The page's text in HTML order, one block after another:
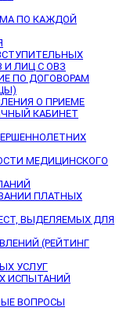
ПО КАЖДОЙ
ЛИЦ С ОВЗ
ПО ДОГОВОРАМ
О ПРИЕМЕ
КАБИНЕТ
МЕДИЦИНСКОГО
ПЛАТНЫХ
ВЫДЕЛЯЕМЫХ ДЛЯ
(РЕЙТИНГ
УСЛУГ
ИСПЫТАНИЙ
ВОПРОСЫ